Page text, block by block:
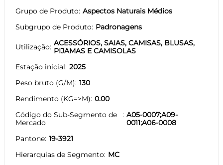
Grupo de Produto Aspectos Naturais Médios
Subgrupo de Produto Padronagens
Utilização ACESSÓRIOS, SAIAS, CAMISAS, BLUSAS,
PIJAMAS E CAMISOLAS
Estação inicial 2025
Peso bruto (G/M) 130
Rendimento (KG=>M) 0.00
Código do Sub-Segmento de
Mercado
A05-0007;A09-
0011;A06-0008
Pantone 19-3921
Hierarquias de Segmento MC